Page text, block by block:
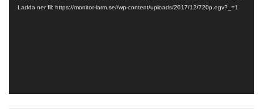
Ladda ner fil: https://monitor-larm.se//wp-content/uploads/2017/12/720p.ogv?_=1